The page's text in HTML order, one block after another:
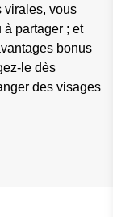
virales, vous
partager ; et
bonus
le dès
des visages